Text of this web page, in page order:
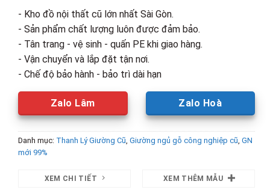
- Kho đồ nội thất cũ lớn nhất Sài Gòn.
- Sản phẩm chất lượng luôn được đảm bảo.
- Tân trang - vệ sinh - quấn PE khi giao hàng.
- Vận chuyển và lắp đặt tận nơi.
- Chế độ bảo hành - bảo trì dài hạn
Zalo Lâm Zalo Hoà
Danh mục: Thanh Lý Giường Cũ, Giường ngủ gỗ công nghiệp cũ, GN
mới 99%
XEM CHI TIẾT XEM THÊM MẪU